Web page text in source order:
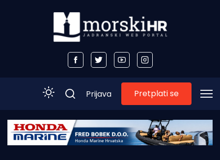
Početna
Prijava Pretplati se